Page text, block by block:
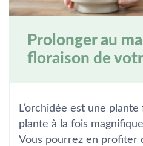
Prolonger au
floraison de
L’orchidée est une
plante à la fois
Vous pourrez en profiter